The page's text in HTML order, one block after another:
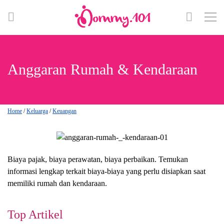
Anggaran Rumah & Kendaraan
Home /Keluarga /Keuangan
Biaya pajak, biaya perawatan, biaya perbaikan. Temukan
informasi lengkap terkait biaya-biaya yang perlu disiapkan saat
memiliki rumah dan kendaraan.
Top Artikel